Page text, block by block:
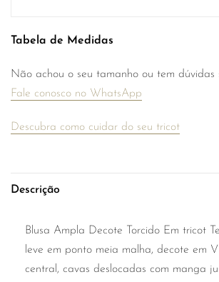
Tabela de Medidas
Não achou o seu tamanho ou tem dúvidas
Fale conosco no WhatsApp
Descubra como cuidar do seu tricot
Descrição
Blusa Ampla Decote Torcido Em tricot
leve em ponto meia malha, decote em
central, cavas deslocadas com manga